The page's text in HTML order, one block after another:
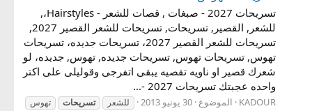
تسريحات 2027 - صبغات , قصات للشعر - Hairstyles،,
للشعر, القصير, تسريحات, تسريحات للشعر القصير 2027,
تسريحات للشعر القصير 2027، تسريحات جديده، تسريحات
تهوس, تسريحات تهوس, تسريحات جديده, تهوس, جديده، لو
شعرك قصير او ناويه تقصيه يبقى اتفرجى وقوليلى على اكتر
واحده عجبتك تسريحات 2027 -...
KADOUR الموضوع 30 يونيو 2013 للشعر تسريحات
تهوس